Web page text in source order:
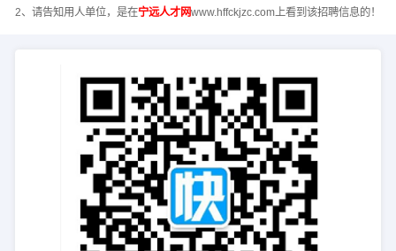
2、请告知用人单位，是在宁远人才网www.hffckjzc.com上看到该招聘信息的！